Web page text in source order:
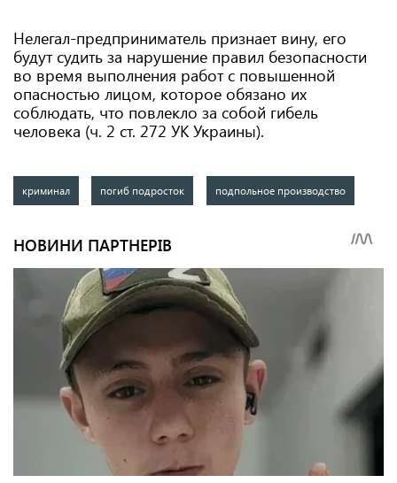
Нелегал-предприниматель признает вину, его
будут судить за нарушение правил безопасности
во время выполнения работ с повышенной
опасностью лицом, которое обязано их
соблюдать, что повлекло за собой гибель
человека (ч. 2 ст. 272 ​​УК Украины).
криминал погиб подросток подпольное производство